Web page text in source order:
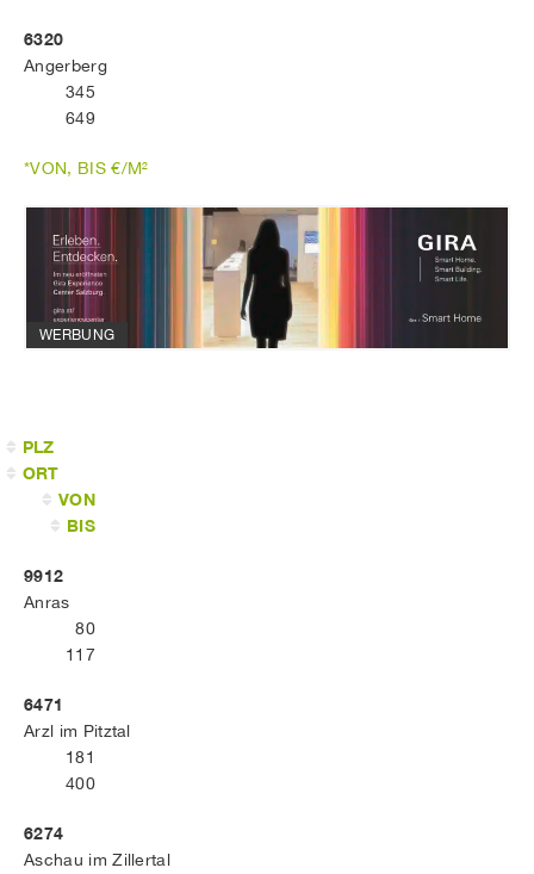
6320
Angerberg
345
649
*VON, BIS €/M²
WERBUNG
PLZ
ORT
VON
BIS
9912
Anras
80
117
6471
Arzl im Pitztal
181
400
6274
Aschau im Zillertal